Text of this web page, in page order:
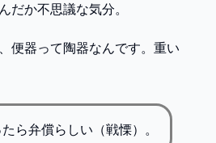
だか不思議な気分。
便器って陶器なんです。重い
ら弁償らしい（戦慄）。